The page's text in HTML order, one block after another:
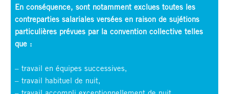
En conséquence, sont notamment exclues toutes les
contreparties salariales versées en raison de sujétions
particulières prévues par la convention collective telles
que :
– travail en équipes successives,
– travail habituel de nuit,